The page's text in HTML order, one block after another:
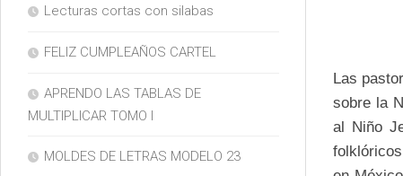
Las
sobre la
al Niño
Lecturas cortas con silabas
FELIZ CUMPLEAÑOS CARTEL
APRENDO LAS TABLAS DE
MULTIPLICAR TOMO I
MOLDES DE LETRAS MODELO 23